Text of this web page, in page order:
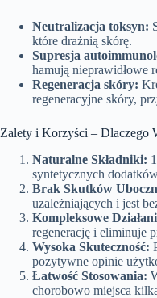
Neutralizacja toksyn:
które drażnią skórę.
Supresja
hamują nieprawidłowe
Regeneracja skóry:
regeneracyjne skóry,
Zalety i Korzyści – Dlaczego
Naturalne Składniki:
syntetycznych
Brak Skutków
uzależniających i jest
Kompleksowe
regenerację i eliminuje
Wysoka Skuteczność:
pozytywne opinie
Łatwość Stosowania:
chorobowo miejsca